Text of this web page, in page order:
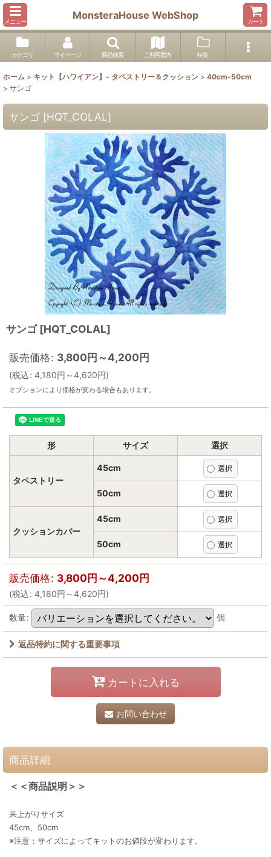
メニュー
MonsteraHouse WebShop
カート
カテゴリ マイページ 商品検索 ご利用案内 特集
ホーム > キット【ハワイアン】- タペストリー＆クッション > 40cm-50cm
> サンゴ
サンゴ [HQT_COLAL]
サンゴ [HQT_COLAL]
販売価格: 3,800円～4,200円
(税込: 4,180円 ～4,620円)
オプションにより価格が変わる場合もあります。
形 サイズ 選択
タペストリー
45cm
50cm
クッションカバー
45cm
50cm
販売価格: 3,800円～4,200円
(税込: 4,180円 ～4,620円)
数量: 個
返品特約に関する重要事項
カートに入れる
お問い合わせ
商品詳細
＜＜商品説明＞＞
来上がりサイズ
45cm、50cm
※注意：サイズによってキットのお値段が変わります。